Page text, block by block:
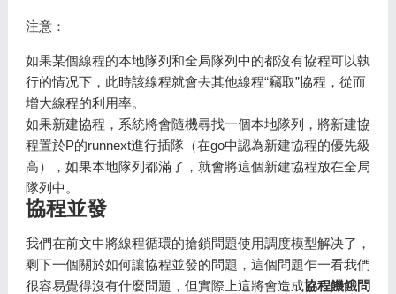
注意：
如果某個線程的本地隊列和全局隊列中的都沒有協程可以執
行的情况下，此時該線程就會去其他線程“竊取”協程，從而
增大線程的利用率。
如果新建協程，系統將會隨機尋找一個本地隊列，將新建協
程置於P的runnext進行插隊（在go中認為新建協程的優先級
高），如果本地隊列都滿了，就會將這個新建協程放在全局
隊列中。
協程並發
我們在前文中將線程循環的搶鎖問題使用調度模型解决了，
剩下一個關於如何讓協程並發的問題，這個問題乍一看我們
很容易覺得沒有什麼問題，但實際上這將會造成協程饑餓問